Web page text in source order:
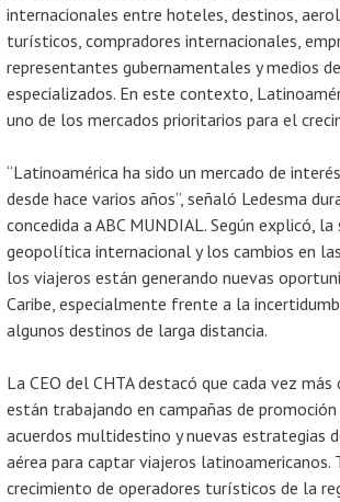
internacionales entre hoteles, destinos,
turísticos, compradores internacionales,
representantes gubernamentales y medios
especializados. En este contexto,
uno de los mercados prioritarios para el
“Latinoamérica ha sido un mercado de
desde hace varios años”, señaló Ledesma
concedida a ABC MUNDIAL. Según explicó,
geopolítica internacional y los cambios en
los viajeros están generando nuevas
Caribe, especialmente frente a la
algunos destinos de larga distancia.
La CEO del CHTA destacó que cada vez
están trabajando en campañas de
acuerdos multidestino y nuevas estrategias
aérea para captar viajeros latinoamericanos.
crecimiento de operadores turísticos de la